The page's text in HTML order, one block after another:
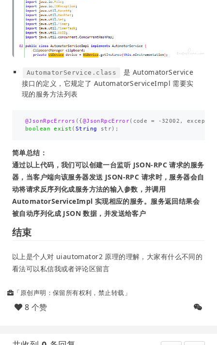
AutomatorService.class
是 AutomatorService
接口的定义，它规定了 AutomatorServiceImpl 需要实
现的服务方法列表
@JsonRpcErrors ({@JsonRpcError( code = -32002 ,
boolean
exist ( String str);
简单总结：
通过以上代码，我们可以创建一台监听 JSON-RPC 请求的服务
器，当客户端向该服务器发送 JSON-RPC 请求时，服务器会自
动将请求反序列化成服务方法的输入参数，并调用
AutomatorServiceImpl 实现相应的服务。服务返回结果会
被自动序列化成 JSON 数据，并发送给客户
结束
以上是个人对 uiautomator2 原理的理解，大家有什么不同的
看法可以私信我或者评论区留言
「原创声明：保留所有权利，禁止转载」
8 个赞